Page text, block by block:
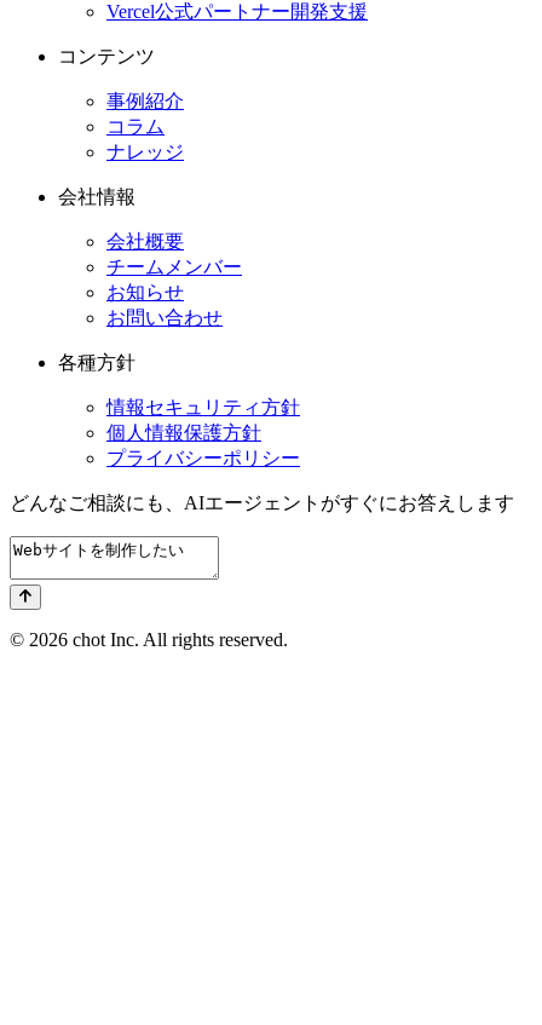
Vercel公式パートナー開発支援
コンテンツ
事例紹介
コラム
ナレッジ
会社情報
会社概要
チームメンバー
お知らせ
お問い合わせ
各種方針
情報セキュリティ方針
個人情報保護方針
プライバシーポリシー
どんなご相談にも、 AIエージェントがすぐにお答えします
© 2026 chot Inc. All rights reserved.